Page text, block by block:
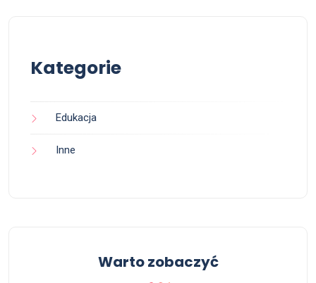
Kategorie
Edukacja
Inne
Warto zobaczyć